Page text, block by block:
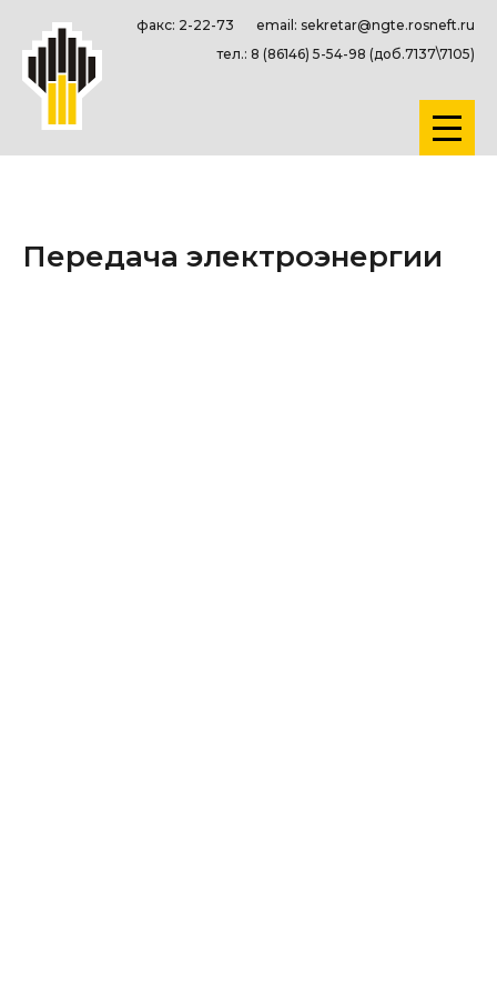
email: sekretar@ngte.rosneft.ru
факс: 2-22-73
тел.: 8 (86146) 5-54-98 (доб.7137\7105)
Передача электроэнергии